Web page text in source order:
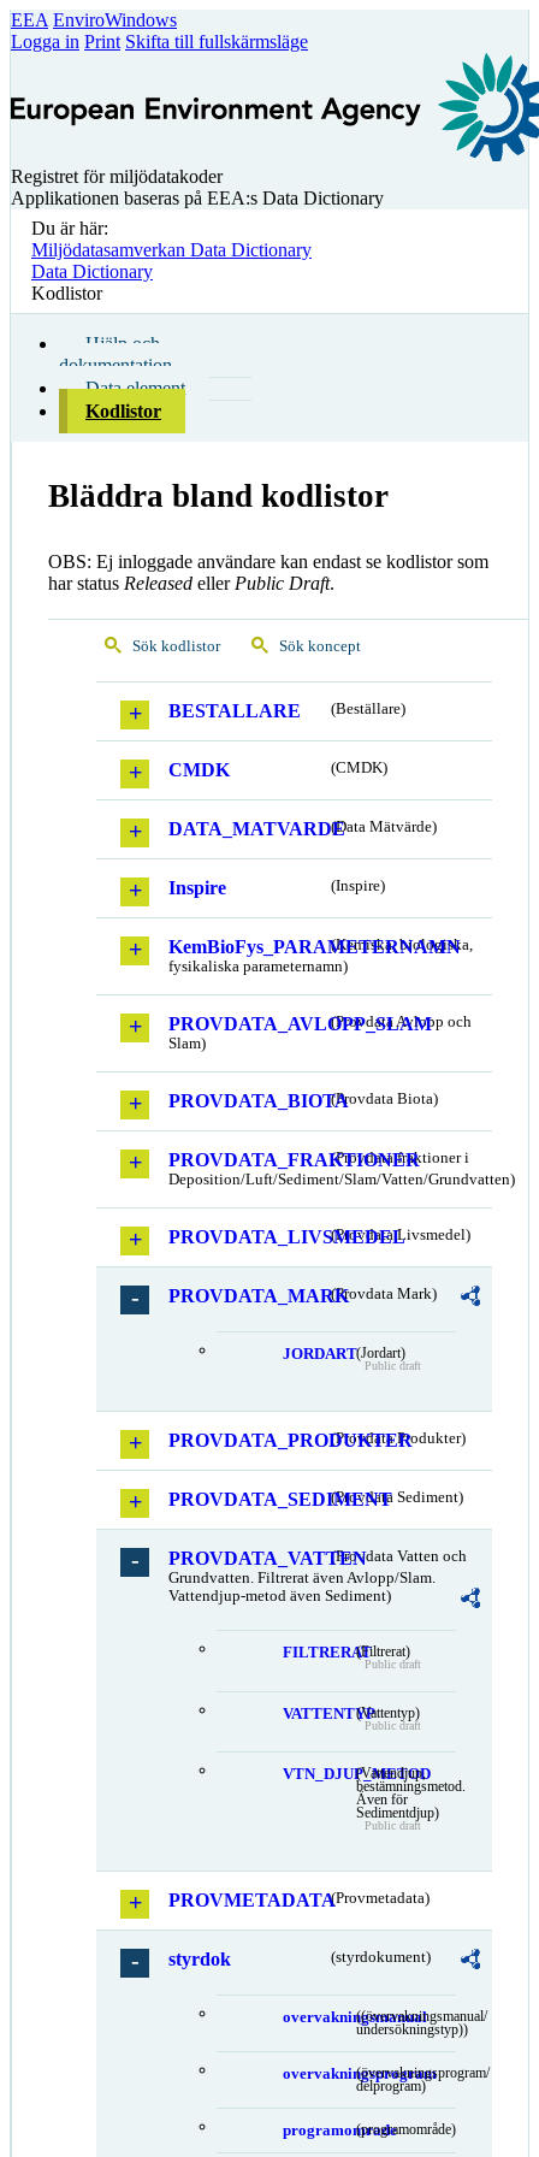
EEA EnviroWindows
Logga in Print Skifta till fullskärmsläge
Registret för miljödatakoder
Applikationen baseras på EEA:s Data Dictionary
Du är här:
Miljödatasamverkan Data Dictionary
Data Dictionary
Kodlistor
Hjälp och
dokumentation
Data element
Kodlistor
Bläddra bland kodlistor
OBS: Ej inloggade användare kan endast se kodlistor som
har status Released eller Public Draft.
Sök kodlistor Sök koncept
BESTALLARE (Beställare)
CMDK (CMDK)
DATA_MATVARDE(Data Mätvärde)
Inspire (Inspire)
KemBioFys_PARAMETERNAMN
(Kemiska, biologiska,
fysikaliska parameternamn)
PROVDATA_AVLOPP_SLAM
(Provdata Avlopp och
Slam)
PROVDATA_BIOTA(Provdata Biota)
PROVDATA_FRAKTIONER
(Provdata fraktioner i
Deposition/Luft/Sediment/Slam/Vatten/Grundvatten)
PROVDATA_LIVSMEDEL
(Provdata Livsmedel)
PROVDATA_MARK(Provdata Mark)
JORDART(Jordart)
Public draft
PROVDATA_PRODUKTER
(Provdata Produkter)
PROVDATA_SEDIMENT(Provdata Sediment)
PROVDATA_VATTEN(Provdata Vatten och
Grundvatten. Filtrerat även Avlopp/Slam.
Vattendjup-metod även Sediment)
FILTRERAT(Filtrerat)
Public draft
VATTENTYP(Vattentyp)
Public draft
VTN_DJUP_METOD
(Vattendjup,
bestämningsmetod.
Även för
Sedimentdjup)
Public draft
PROVMETADATA(Provmetadata)
styrdok (styrdokument)
overvakningsmanual
((övervakningsmanual/
undersökningstyp))
overvakningsprogram
(övervakningsprogram/
delprogram)
programomrade(programområde)